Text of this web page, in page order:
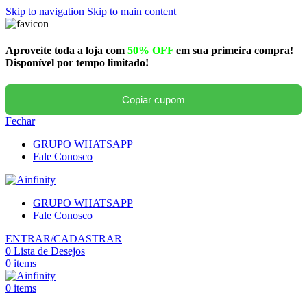
Skip to navigation Skip to main content
Aproveite toda a loja com 50% OFF em sua primeira compra!
Disponível por tempo limitado!
Copiar cupom
Fechar
GRUPO WHATSAPP
Fale Conosco
GRUPO WHATSAPP
Fale Conosco
ENTRAR/CADASTRAR
0 Lista de Desejos
0 items
0 items